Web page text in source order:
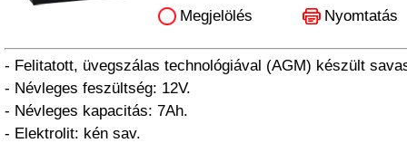
Megjelölés Nyomtatás
- Felitatott, üvegszálas technológiával (AGM) készült
- Névleges feszültség: 12V.
- Névleges kapacitás: 7Ah.
- Elektrolit: kén sav.